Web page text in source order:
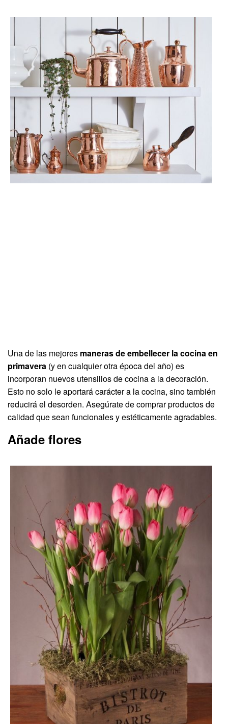
Una de las mejores maneras de embellecer la cocina en
primavera (y en cualquier otra época del año) es
incorporan nuevos utensilios de cocina a la decoración.
Esto no solo le aportará carácter a la cocina, sino también
reducirá el desorden. Asegúrate de comprar productos de
calidad que sean funcionales y estéticamente agradables.
Añade flores